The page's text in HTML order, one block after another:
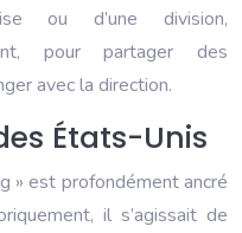
ou d’une division,
pour partager des
avec la direction.
États-Unis
» est profondément ancré
il s’agissait de